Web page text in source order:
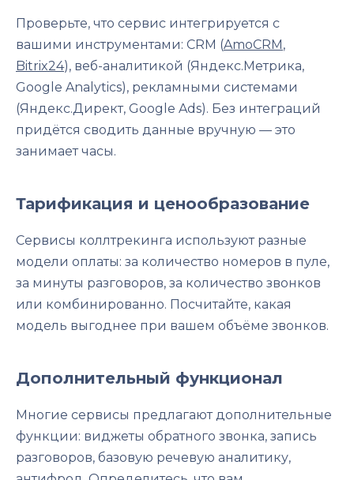
Проверьте, что сервис интегрируется с
вашими инструментами: CRM (AmoCRM ,
Bitrix24), веб-аналитикой (Яндекс.Метрика,
Google Analytics), рекламными системами
(Яндекс.Директ, Google Ads). Без интеграций
придётся сводить данные вручную — это
занимает часы.
Тарификация и ценообразование
Сервисы коллтрекинга используют разные
модели оплаты: за количество номеров в пуле,
за минуты разговоров, за количество звонков
или комбинированно. Посчитайте, какая
модель выгоднее при вашем объёме звонков.
Дополнительный функционал
Многие сервисы предлагают дополнительные
функции: виджеты обратного звонка, запись
разговоров, базовую речевую аналитику,